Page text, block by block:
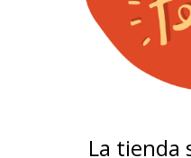
La tienda